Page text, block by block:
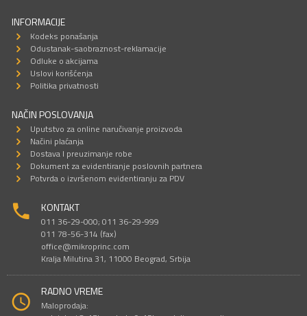
INFORMACIJE
Kodeks ponašanja
Odustanak-saobraznost-reklamacije
Odluke o akcijama
Uslovi korišćenja
Politika privatnosti
NAČIN POSLOVANJA
Uputstvo za online naručivanje proizvoda
Načini plaćanja
Dostava I preuzimanje robe
Dokument za evidentiranje poslovnih partnera
Potvrda o izvršenom evidentiranju za PDV
KONTAKT
011 36-29-000; 011 36-29-999
011 78-56-314 (fax)
office@mikroprinc.com
Kralja Milutina 31, 11000 Beograd, Srbija
RADNO VREME
Maloprodaja: